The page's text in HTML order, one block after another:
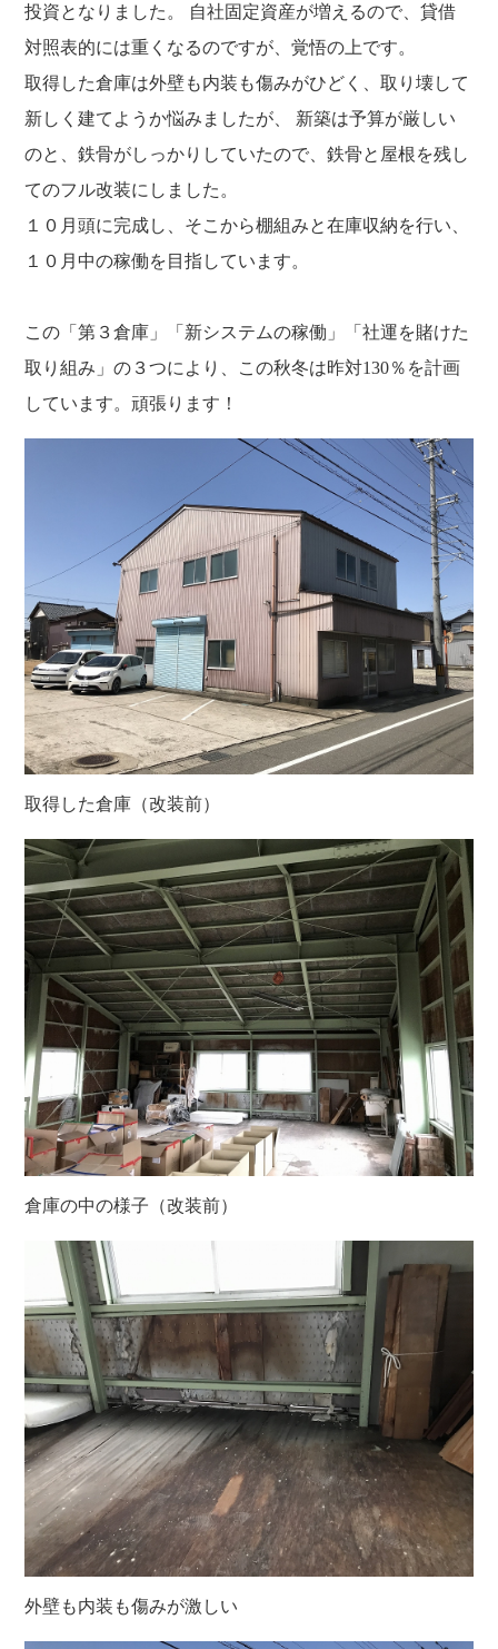
Private brand products
Wholesale
Seeking new supplier
零售业
自有品牌产品
批发的
募集制造公司
投資となりました。 自社固定資産が増えるので、貸借
対照表的には重くなるのですが、覚悟の上です。
取得した倉庫は外壁も内装も傷みがひどく、取り壊して
新しく建てようか悩みましたが、 新築は予算が厳しい
のと、鉄骨がしっかりしていたので、鉄骨と屋根を残し
てのフル改装にしました。
１０月頭に完成し、そこから棚組みと在庫収納を行い、
１０月中の稼働を目指しています。
この「第３倉庫」「新システムの稼働」「社運を賭けた
取り組み」の３つにより、この秋冬は昨対130％を計画
しています。頑張ります！
取得した倉庫（改装前）
倉庫の中の様子（改装前）
外壁も内装も傷みが激しい